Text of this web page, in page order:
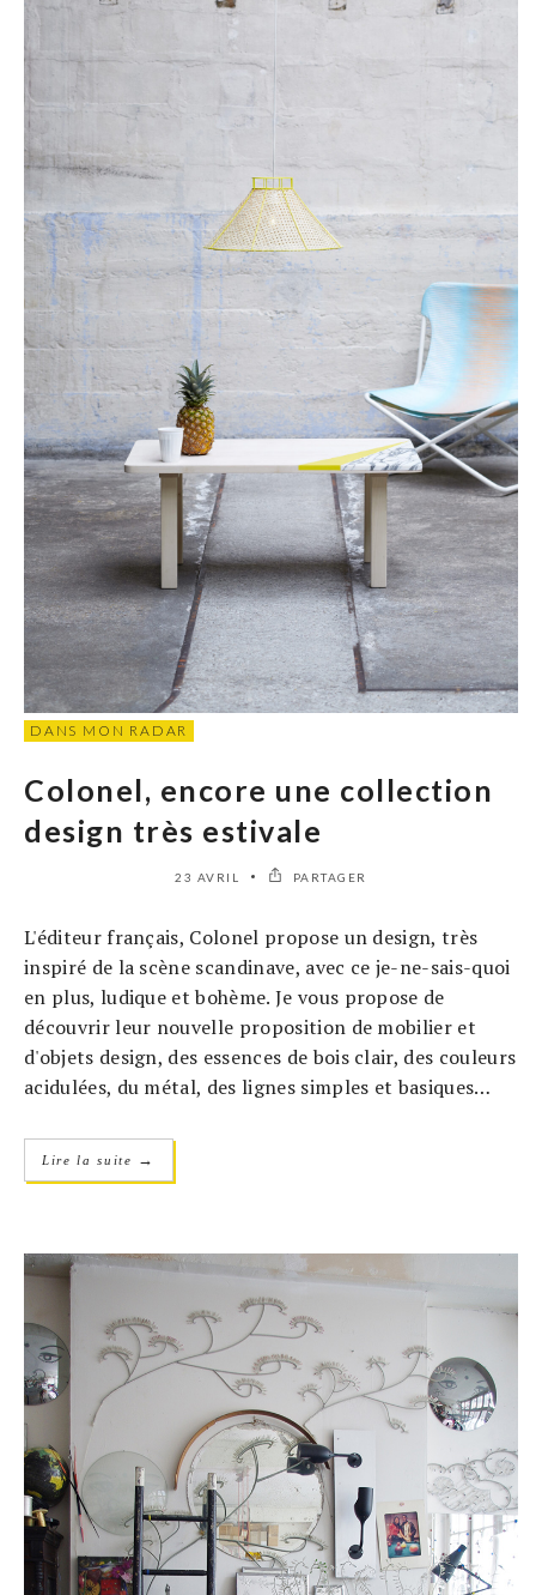
DANS MON RADAR
Colonel, encore une collection
design très estivale
23 AVRIL PARTAGER
L'éditeur français, Colonel propose un design, très
inspiré de la scène scandinave, avec ce je-ne-sais-quoi
en plus, ludique et bohème. Je vous propose de
découvrir leur nouvelle proposition de mobilier et
d'objets design, des essences de bois clair, des couleurs
acidulées, du métal, des lignes simples et basiques…
Lire la suite →